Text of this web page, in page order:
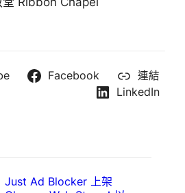
Facebook
連結
LinkedIn
Just Ad Blocker 上架